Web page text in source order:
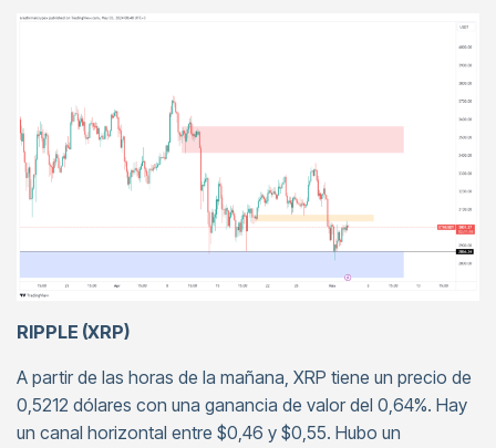
RIPPLE (XRP)
A partir de las horas de la mañana, XRP tiene un precio de
0,5212 dólares con una ganancia de valor del 0,64%. Hay
un canal horizontal entre $0,46 y $0,55. Hubo un